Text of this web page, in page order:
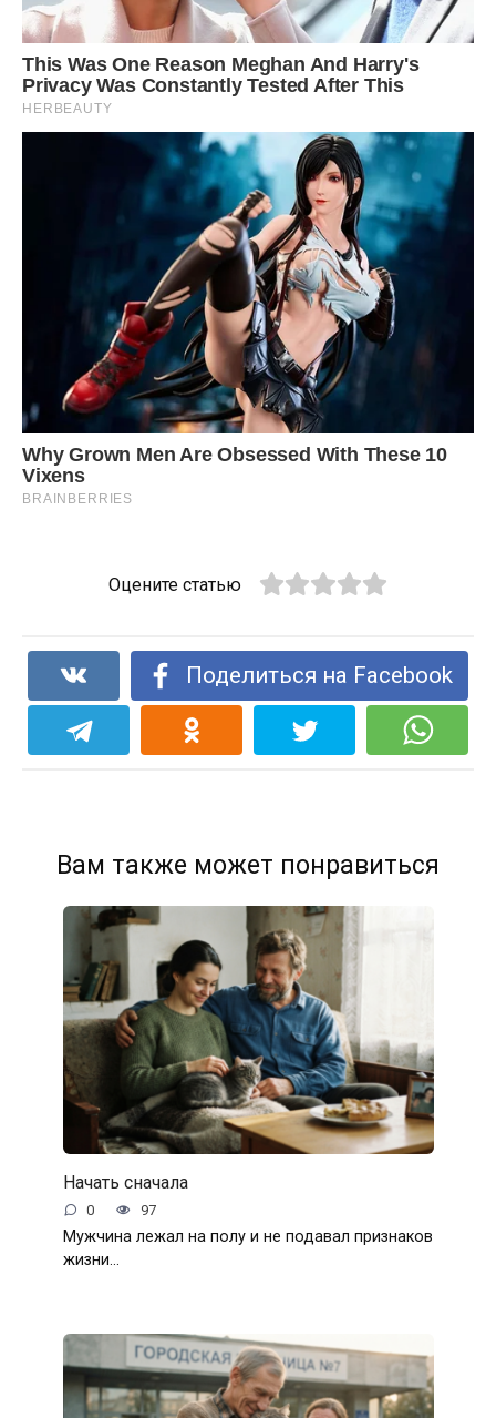
Оцените статью
Поделиться на Facebook
Вам также может понравиться
Начать сначала
0 97
Мужчина лежал на полу и не подавал признаков
жизни…